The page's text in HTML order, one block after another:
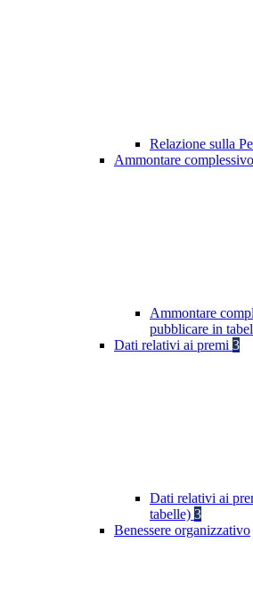
Relazione sulla
Ammontare
Ammontare
pubblicare in
Dati relativi ai premi 3
Dati relativi ai
tabelle) 3
Benessere organizzativo